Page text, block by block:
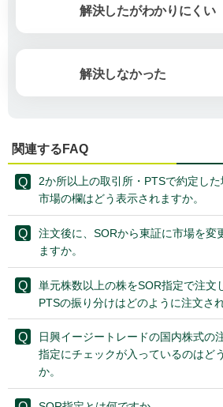
解決したがわかりにくい
解決しなかった
関連するFAQ
2か所以上の取引所・PTSで約定し
市場の欄はどう表示されますか。
注文後に、SORから東証に市場を変
ますか。
単元株数以上の株をSOR指定で注文
PTSの振り分けはどのように注文さ
日興イージートレードの国内株式の
指定にチェックが入っているのはど
か。